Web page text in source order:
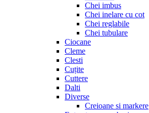
Chei imbus
Chei inelare cu cot
Chei reglabile
Chei tubulare
Ciocane
Cleme
Clesti
Cuțite
Cuttere
Dalti
Diverse
Creioane si markere